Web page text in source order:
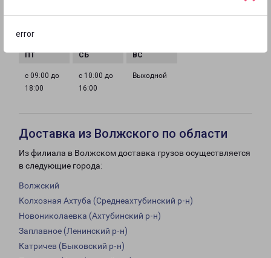
error
18:00
с 09:00 до
18:00
с 10:00 до
16:00
Выходной
Доставка из Волжского по области
Из филиала в Волжском доставка грузов осуществляется
в следующие города:
Волжский
Колхозная Ахтуба (Среднеахтубинский р-н)
Новониколаевка (Ахтубинский р-н)
Заплавное (Ленинский р-н)
Катричев (Быковский р-н)